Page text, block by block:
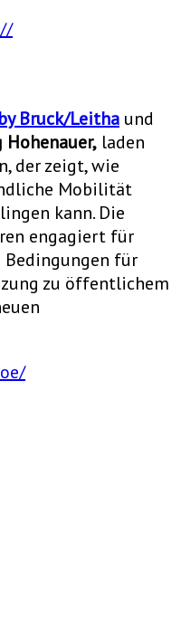
Bruck/Leitha und
Hohenauer, laden
der zeigt, wie
Mobilität
kann. Die
engagiert für
für
zu öffentlichem